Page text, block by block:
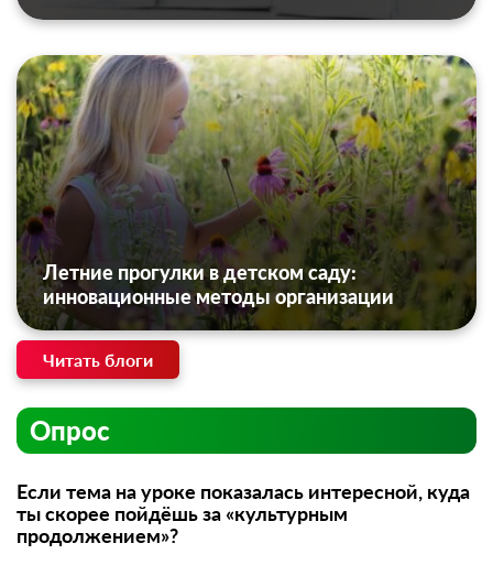
Летние прогулки в детском саду:
инновационные методы организации
Читать блоги
Опрос
Если тема на уроке показалась интересной, куда
ты скорее пойдёшь за «культурным
продолжением»?